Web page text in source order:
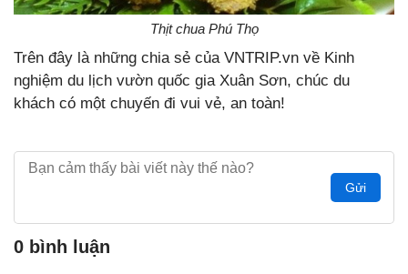
Thịt chua Phú Thọ
Trên đây là những chia sẻ của VNTRIP.vn về Kinh
nghiệm du lịch vườn quốc gia Xuân Sơn, chúc du
khách có một chuyến đi vui vẻ, an toàn!
Gửi
0 bình luận